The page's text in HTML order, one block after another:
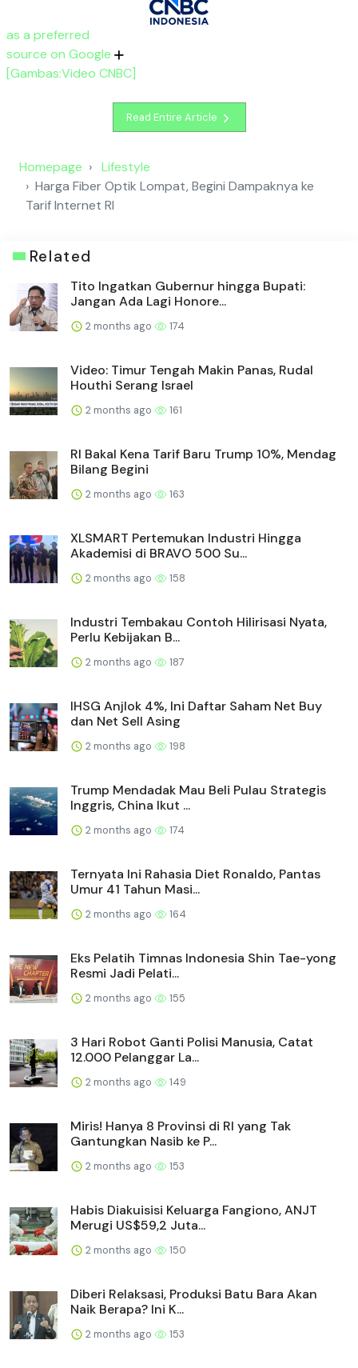
as a preferred
source on Google
[Gambas:Video CNBC]
Read Entire Article
Homepage
Lifestyle
Harga Fiber Optik Lompat, Begini Dampaknya ke
Tarif Internet RI
Related
Tito Ingatkan Gubernur hingga Bupati:
Jangan Ada Lagi Honore...
2 months ago 174
Video: Timur Tengah Makin Panas, Rudal
Houthi Serang Israel
2 months ago 161
RI Bakal Kena Tarif Baru Trump 10%, Mendag
Bilang Begini
2 months ago 163
XLSMART Pertemukan Industri Hingga
Akademisi di BRAVO 500 Su...
2 months ago 158
Industri Tembakau Contoh Hilirisasi Nyata,
Perlu Kebijakan B...
2 months ago 187
IHSG Anjlok 4%, Ini Daftar Saham Net Buy
dan Net Sell Asing
2 months ago 198
Trump Mendadak Mau Beli Pulau Strategis
Inggris, China Ikut ...
2 months ago 174
Ternyata Ini Rahasia Diet Ronaldo, Pantas
Umur 41 Tahun Masi...
2 months ago 164
Eks Pelatih Timnas Indonesia Shin Tae-yong
Resmi Jadi Pelati...
2 months ago 155
3 Hari Robot Ganti Polisi Manusia, Catat
12.000 Pelanggar La...
2 months ago 149
Miris! Hanya 8 Provinsi di RI yang Tak
Gantungkan Nasib ke P...
2 months ago 153
Habis Diakuisisi Keluarga Fangiono, ANJT
Merugi US$59,2 Juta...
2 months ago 150
Diberi Relaksasi, Produksi Batu Bara Akan
Naik Berapa? Ini K...
2 months ago 153